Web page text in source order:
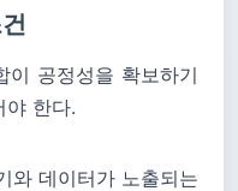
이 공정성을 확보하기
야 한다.
와 데이터가 노출되는